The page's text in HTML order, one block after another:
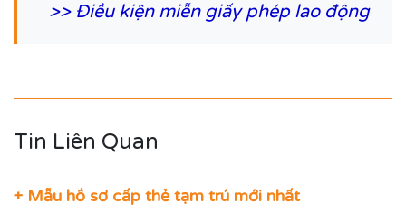
>> Điều kiện miễn giấy phép lao động
Tin Liên Quan
+ Mẫu hồ sơ cấp thẻ tạm trú mới nhất